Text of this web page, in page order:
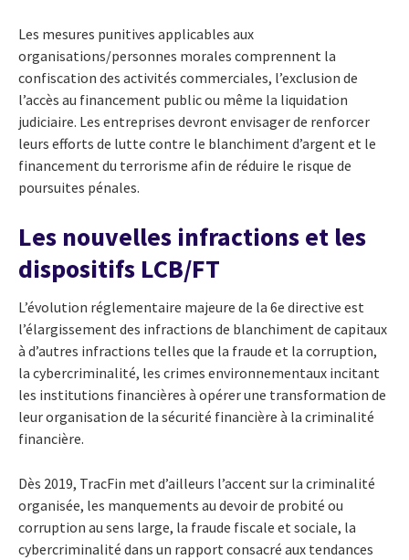
Les mesures punitives applicables aux
organisations/personnes morales comprennent la
confiscation des activités commerciales, l’exclusion de
l’accès au financement public ou même la liquidation
judiciaire. Les entreprises devront envisager de renforcer
leurs efforts de lutte contre le blanchiment d’argent et le
financement du terrorisme afin de réduire le risque de
poursuites pénales.
Les nouvelles infractions et les
dispositifs LCB/FT
L’évolution réglementaire majeure de la 6e directive est
l’élargissement des infractions de blanchiment de capitaux
à d’autres infractions telles que la fraude et la corruption,
la cybercriminalité, les crimes environnementaux incitant
les institutions financières à opérer une transformation de
leur organisation de la sécurité financière à la criminalité
financière.
Dès 2019, TracFin met d’ailleurs l’accent sur la criminalité
organisée, les manquements au devoir de probité ou
corruption au sens large, la fraude fiscale et sociale, la
cybercriminalité dans un rapport consacré aux tendances